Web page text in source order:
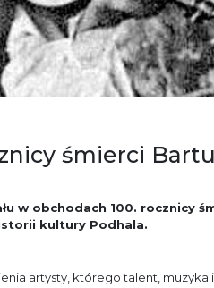
śmierci
w obchodach 100. rocznicy
kultury Podhala.
artysty, którego talent, muzyka